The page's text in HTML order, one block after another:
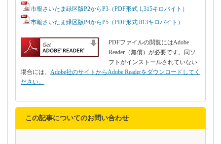
市報さいたま緑区版P2からP3（PDF形式 1,315キロバイト）
市報さいたま緑区版P4からP5（PDF形式 813キロバイト）
PDFファイルの閲覧にはAdobe
Reader（無償）が必要です。同ソ
フトがインストールされていない
場合には、 Adobe社のサイトからAdobe Readerをダウンロードしてく
ださい。
この記事についてのお問い合わせ